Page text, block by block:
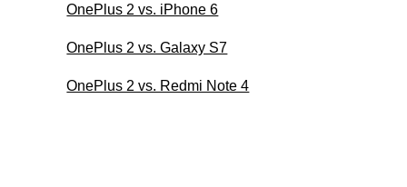
OnePlus 2 vs. iPhone 6
OnePlus 2 vs. Galaxy S7
OnePlus 2 vs. Redmi Note 4